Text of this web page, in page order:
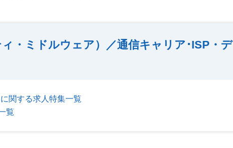
・ミドルウェア）／通信キャリア･ISP・デ
関する求人特集一覧
覧